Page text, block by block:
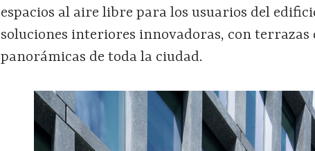
espacios al aire libre para los usuarios del
soluciones interiores innovadoras, con terrazas
panorámicas de toda la ciudad.